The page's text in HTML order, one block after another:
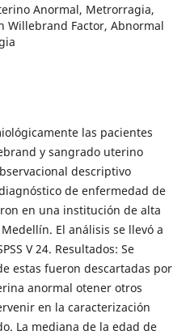
Anormal, Metrorragia,
Willebrand Factor, Abnormal
las pacientes
y sangrado uterino
descriptivo
de enfermedad de
en una institución de alta
El análisis se llevó a
V 24. Resultados: Se
estas fueron descartadas por
anormal otener otros
en la caracterización
La mediana de la edad de